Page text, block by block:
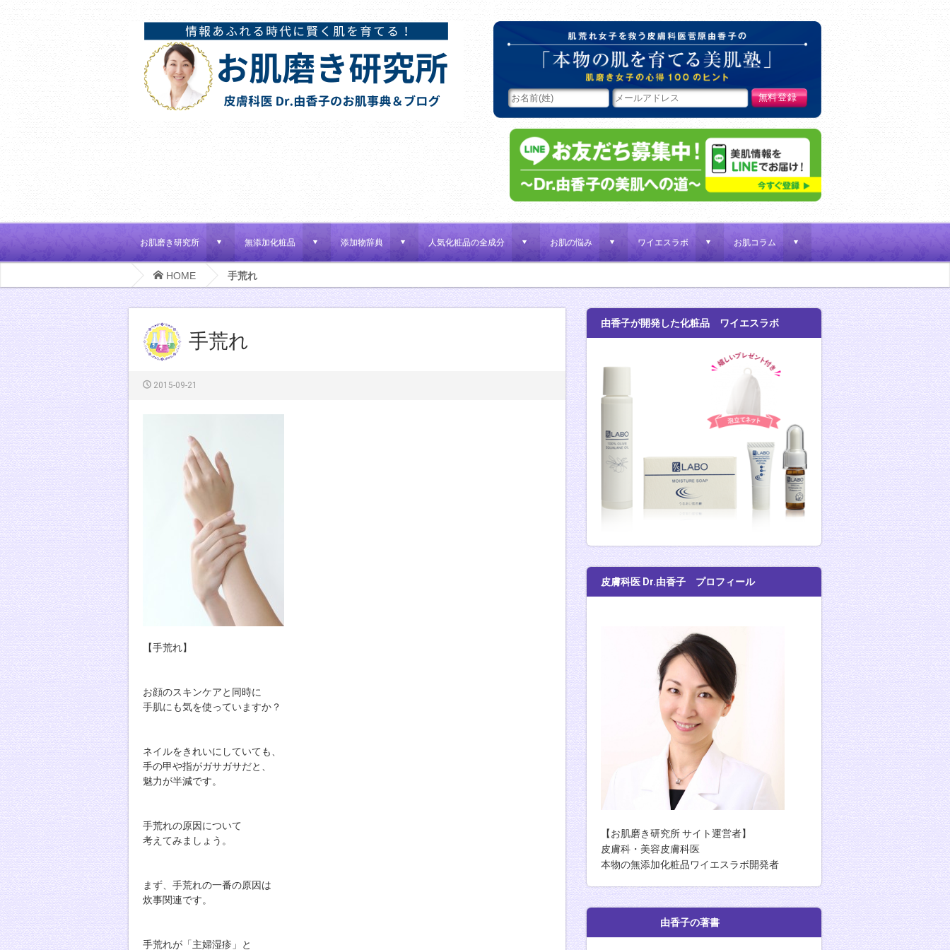
肌荒れ女子を救う皮膚科医菅
お肌磨き研究所 d 無添加化粧品 d 添加物辞典 d 人気化粧品の全成分 d お肌の悩み d ワイエスラボ d お肌コラム d
HOME 手荒れ
手荒れ
2015-09-21
【手荒れ】
お顔のスキンケアと同時に
手肌にも気を使っていますか？
ネイルをきれいにしていても、
手の甲や指がガサガサだと、
魅力が半減です。
手荒れの原因について
考えてみましょう。
まず、手荒れの一番の原因は
炊事関連です。
手荒れが「主婦湿疹」と
由香子が開発した化粧品 ワイエスラボ
皮膚科医 Dr.由香子 プロフィール
【お肌磨き研究所 サイト運営者】
皮膚科・美容皮膚科医
本物の無添加化粧品ワイエスラボ開発者
由香子の著書